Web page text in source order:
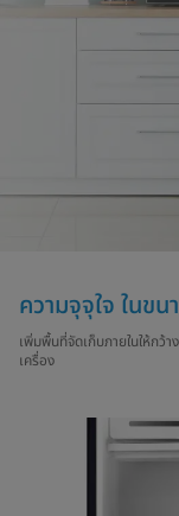
ความจุจุใจ ในขน
เพิ่มพื้นที่จัดเก็บภายในให้กว้
เครื่อง